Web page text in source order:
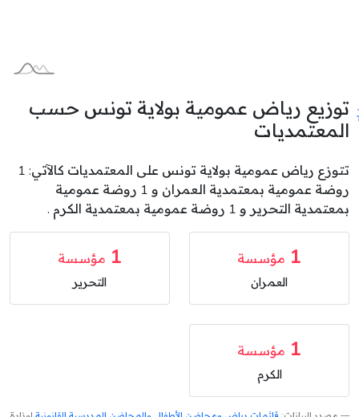
توزيع رياض عمومية بولاية تونس حسب
المعتمديات
تتوزع رياض عمومية بولاية تونس على المعتمديات كالآتي: 1
روضة عمومية بمعتمدية العمران و 1 روضة عمومية
بمعتمدية التحرير و 1 روضة عمومية بمعتمدية الكرم .
1 مؤسسة
العمران
1 مؤسسة
التحرير
1 مؤسسة
الكرم